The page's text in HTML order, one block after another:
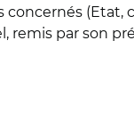
remis par son